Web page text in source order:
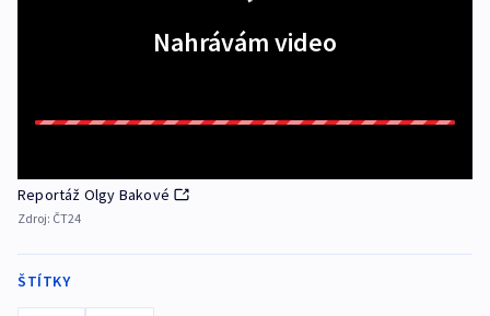
Nahrávám video
Reportáž Olgy Bakové
Zdroj: ČT24
ŠTÍTKY